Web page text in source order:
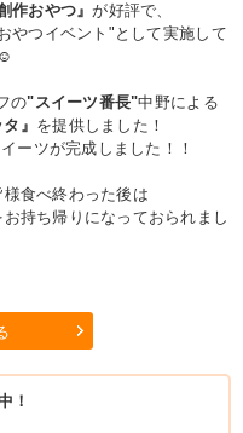
創作おやつ』が好評で、
やつイベント"として実施して
の"スイーツ番長"中野による
』 を提供しました！
ーツが完成しました！！
食べ終わった後は
持ち帰りになっておられまし
！